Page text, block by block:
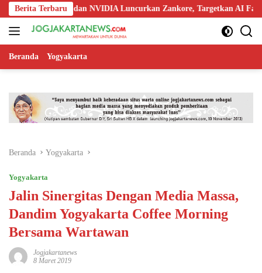
Langsung
ke
konten
Berita Terbaru
Nokia, dan NVIDIA Luncurkan Zankore, Targetkan AI Factory 1 GW
Beranda Yogyakarta
Beranda Yogyakarta
Yogyakarta
Jalin Sinergitas Dengan Media Massa,
Dandim Yogyakarta Coffee Morning
Bersama Wartawan
Jogjakartanews
8 Maret 2019